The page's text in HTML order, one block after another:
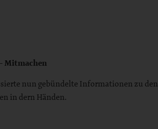
Mitmachen
nun gebündelte Informationen zu den
in dern Händen.